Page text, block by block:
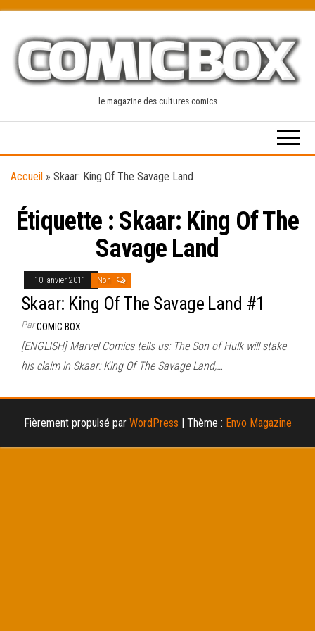
content
le magazine des cultures comics
Accueil » Skaar: King Of The Savage Land
Étiquette : Skaar: King Of The
Savage Land
10 janvier 2011 Non
Skaar: King Of The Savage Land #1
ParCOMIC BOX
[ENGLISH] Marvel Comics tells us: The Son of Hulk will stake
his claim in Skaar: King Of The Savage Land,…
Fièrement propulsé par WordPress | Thème : Envo Magazine